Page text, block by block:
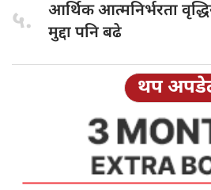
५. आर्थिक आत्मनिर्भरता
मुद्दा पनि बढे
थप